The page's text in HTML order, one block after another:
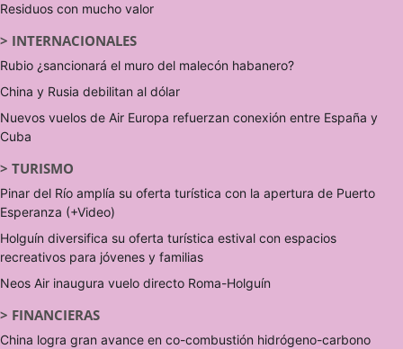
Residuos con mucho valor
> INTERNACIONALES
Rubio ¿sancionará el muro del malecón habanero?
China y Rusia debilitan al dólar
Nuevos vuelos de Air Europa refuerzan conexión entre España y
Cuba
> TURISMO
Pinar del Río amplía su oferta turística con la apertura de Puerto
Esperanza (+Video)
Holguín diversifica su oferta turística estival con espacios
recreativos para jóvenes y familias
Neos Air inaugura vuelo directo Roma-Holguín
> FINANCIERAS
China logra gran avance en co-combustión hidrógeno-carbono